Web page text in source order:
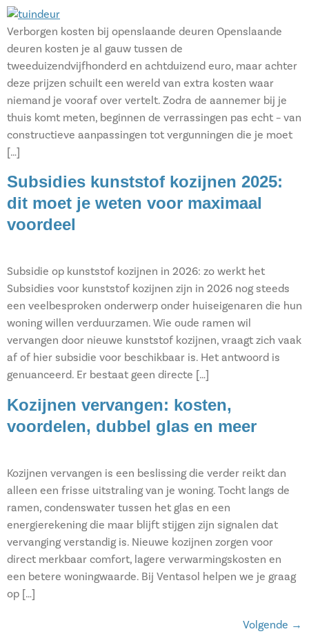
Verborgen kosten bij openslaande deuren Openslaande
deuren kosten je al gauw tussen de
tweeduizendvijfhonderd en achtduizend euro, maar achter
deze prijzen schuilt een wereld van extra kosten waar
niemand je vooraf over vertelt. Zodra de aannemer bij je
thuis komt meten, beginnen de verrassingen pas echt – van
constructieve aanpassingen tot vergunningen die je moet
[…]
Subsidies kunststof kozijnen 2025:
dit moet je weten voor maximaal
voordeel
Subsidie op kunststof kozijnen in 2026: zo werkt het
Subsidies voor kunststof kozijnen zijn in 2026 nog steeds
een veelbesproken onderwerp onder huiseigenaren die hun
woning willen verduurzamen. Wie oude ramen wil
vervangen door nieuwe kunststof kozijnen, vraagt zich vaak
af of hier subsidie voor beschikbaar is. Het antwoord is
genuanceerd. Er bestaat geen directe […]
Kozijnen vervangen: kosten,
voordelen, dubbel glas en meer
Kozijnen vervangen is een beslissing die verder reikt dan
alleen een frisse uitstraling van je woning. Tocht langs de
ramen, condenswater tussen het glas en een
energierekening die maar blijft stijgen zijn signalen dat
vervanging verstandig is. Nieuwe kozijnen zorgen voor
direct merkbaar comfort, lagere verwarmingskosten en
een betere woningwaarde. Bij Ventasol helpen we je graag
op […]
Volgende →